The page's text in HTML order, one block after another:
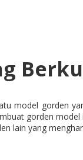
model gorden
gorden
lain yang